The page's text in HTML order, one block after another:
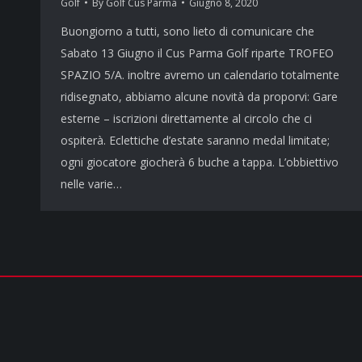
Golf By Golf Cus Parma Giugno 8, 2020
Buongiorno a tutti, sono lieto di comunicare che
Sabato 13 Giugno il Cus Parma Golf riparte TROFEO
SPAZIO 5/A. inoltre avremo un calendario totalmente
ridisegnato, abbiamo alcune novità da proporvi: Gare
esterne – iscrizioni direttamente al circolo che ci
ospiterà. Eclettiche d’estate saranno medal limitate;
ogni giocatore giocherà 6 buche a tappa. L’obbiettivo
nelle varie…